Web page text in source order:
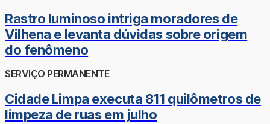
Rastro luminoso intriga moradores de
Vilhena e levanta dúvidas sobre origem
do fenômeno
SERVIÇO PERMANENTE
Cidade Limpa executa 811 quilômetros de
limpeza de ruas em julho